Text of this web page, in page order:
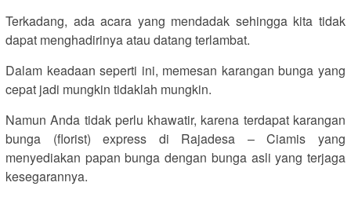
Terkadang, ada acara yang mendadak sehingga kita tidak
dapat menghadirinya atau datang terlambat.
Dalam keadaan seperti ini, memesan karangan bunga yang
cepat jadi mungkin tidaklah mungkin.
Namun Anda tidak perlu khawatir, karena terdapat karangan
bunga (florist) express di Rajadesa – Ciamis yang
menyediakan papan bunga dengan bunga asli yang terjaga
kesegarannya.